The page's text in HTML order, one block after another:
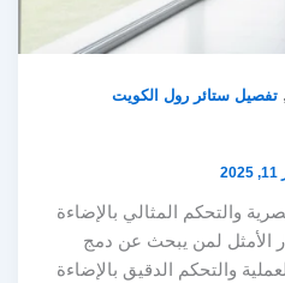
ستائر رول الكويت
والتحكم المثالي بالإضاءة
لمن يبحث عن دمج
والتحكم الدقيق بالإضاءة